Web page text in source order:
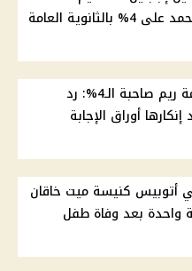
العامة
القصة الكاملة لأزمة ريم صاحبة الـ4%: رد
أوراق الإجابة
أتوبيس كنيسة ميت خاقان
واحدة بعد وفاة طفل